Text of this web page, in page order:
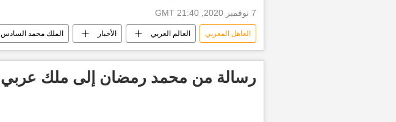
7 نوفمبر 2020, 21:40 GMT
العاهل المغربي العالم العربي الأخبار الملك محمد السادس
رسالة من محمد رمضان إلى ملك عربي